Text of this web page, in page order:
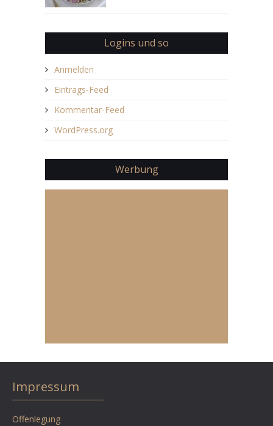
Logins und so
Anmelden
Eintrags-Feed
Kommentar-Feed
WordPress.org
Werbung
Impressum
Offenlegung